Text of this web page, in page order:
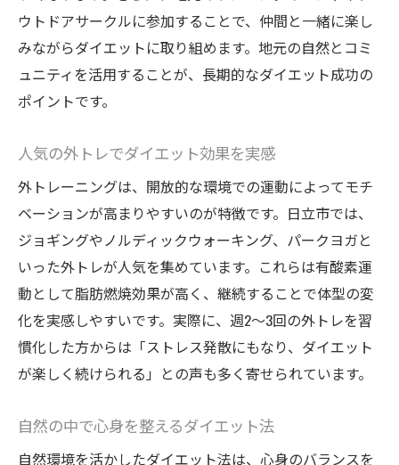
ウトドアサークルに参加することで、仲間と一緒に楽し
みながらダイエットに取り組めます。地元の自然とコミ
ュニティを活用することが、長期的なダイエット成功の
ポイントです。
人気の外トレでダイエット効果を実感
外トレーニングは、開放的な環境での運動によってモチ
ベーションが高まりやすいのが特徴です。日立市では、
ジョギングやノルディックウォーキング、パークヨガと
いった外トレが人気を集めています。これらは有酸素運
動として脂肪燃焼効果が高く、継続することで体型の変
化を実感しやすいです。実際に、週2～3回の外トレを習
慣化した方からは「ストレス発散にもなり、ダイエット
が楽しく続けられる」との声も多く寄せられています。
自然の中で心身を整えるダイエット法
自然環境を活かしたダイエット法は、心身のバランスを